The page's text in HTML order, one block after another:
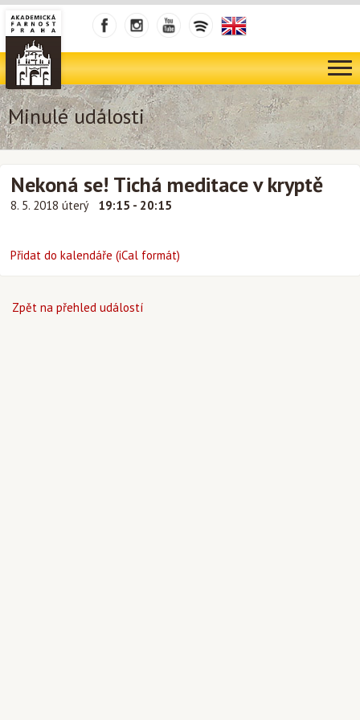
Minulé události
Nekoná se! Tichá meditace v kryptě
8. 5. 2018 úterý 19:15 - 20:15
Přidat do kalendáře (iCal formát)
Zpět na přehled událostí